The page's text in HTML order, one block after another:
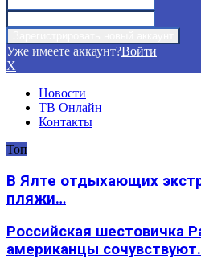
Уже имеете аккаунт?Войти
X
Новости
ТВ Онлайн
Контакты
Топ
В Ялте отдыхающих
пляжи…
Российская шестовичка
американцы